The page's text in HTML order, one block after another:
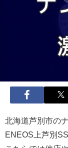
北海道芦別市の
ENEOS上芦別SS